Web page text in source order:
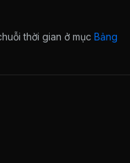
thời gian ở mục Bảng